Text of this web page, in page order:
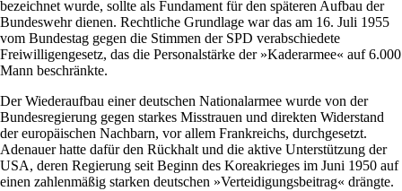
bezeichnet wurde, sollte als Fundament für den späteren Aufbau der
Bundeswehr dienen. Rechtliche Grundlage war das am 16. Juli 1955
vom Bundestag gegen die Stimmen der SPD verabschiedete
Freiwilligengesetz, das die Personalstärke der »Kaderarmee« auf 6.000
Mann beschränkte.
Der Wiederaufbau einer deutschen Nationalarmee wurde von der
Bundesregierung gegen starkes Misstrauen und direkten Widerstand
der europäischen Nachbarn, vor allem Frankreichs, durchgesetzt.
Adenauer hatte dafür den Rückhalt und die aktive Unterstützung der
USA, deren Regierung seit Beginn des Koreakrieges im Juni 1950 auf
einen zahlenmäßig starken deutschen »Verteidigungsbeitrag« drängte.